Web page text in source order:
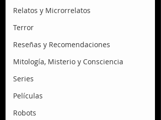
Relatos y Microrrelatos
Terror
Reseñas y Recomendaciones
Mitología, Misterio y Consciencia
Series
Películas
Robots